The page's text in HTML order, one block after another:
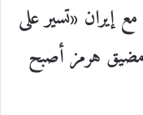
إيران «تسير على
هرمز أصبح